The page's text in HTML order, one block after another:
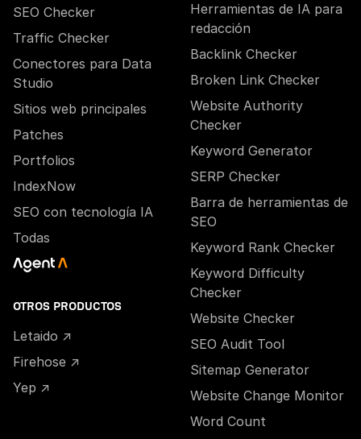
SEO Checker
Traffic Checker
Conectores para Data
Studio
Sitios web principales
Patches
Portfolios
IndexNow
SEO con tecnología IA
Todas
OTROS PRODUCTOS
Letaido ↗
Firehose ↗
Yep ↗
Herramientas de IA para
redacción
Backlink Checker
Broken Link Checker
Website Authority
Checker
Keyword Generator
SERP Checker
Barra de herramientas de
SEO
Keyword Rank Checker
Keyword Difficulty
Checker
Website Checker
SEO Audit Tool
Sitemap Generator
Website Change Monitor
Word Count